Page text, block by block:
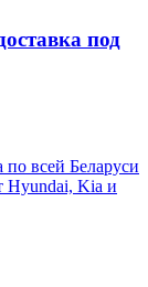
под
всей Беларуси
Hyundai, Kia и